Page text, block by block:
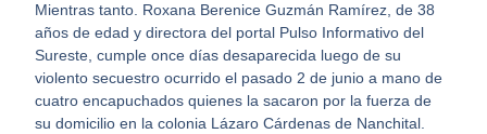
Mientras tanto. Roxana Berenice Guzmán Ramírez, de 38
años de edad y directora del portal Pulso Informativo del
Sureste, cumple once días desaparecida luego de su
violento secuestro ocurrido el pasado 2 de junio a mano de
cuatro encapuchados quienes la sacaron por la fuerza de
su domicilio en la colonia Lázaro Cárdenas de Nanchital.